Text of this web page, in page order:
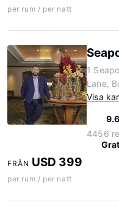
per rum / per natt
1
Lane,
Visa
4456
FRÅN USD 399
per rum / per natt